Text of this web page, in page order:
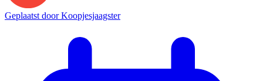
Geplaatst doorKoopjesjaagster